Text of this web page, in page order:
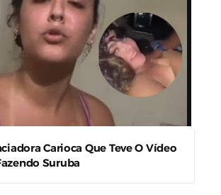
Carioca Que Teve O Vídeo
Suruba